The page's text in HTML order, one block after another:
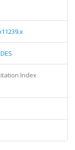
Index